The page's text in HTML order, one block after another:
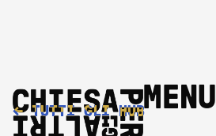
MENU
←TUTTI GLI HUB